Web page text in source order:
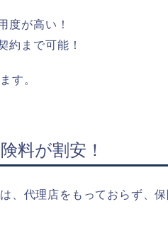
度が高い！
約まで可能！
す。
料が割安！
、代理店をもっておらず、